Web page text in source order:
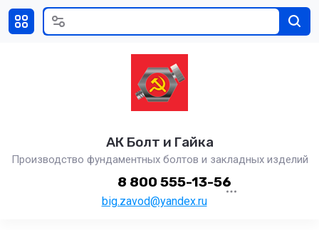
АК Болт и Гайка
Производство фундаментных болтов и закладных изделий
big.zavod@yandex.ru
8 800 555-13-56